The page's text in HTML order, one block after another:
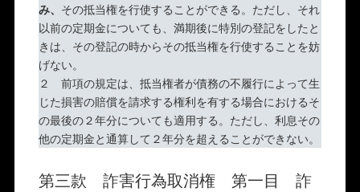
み、 その抵当権を行使することができる。ただし、それ
以前の定期金についても、満期後に特別の登記をしたと
きは、その登記の時からその抵当権を行使することを妨
げない。
２ 前項の規定は、抵当権者が債務の不履行によって生
じた損害の賠償を請求する権利を有する場合におけるそ
の最後の２年分についても適用する。ただし、利息その
他の定期金と通算して２年分を超えることができない。
第三款 詐害行為取消権 第一目 詐